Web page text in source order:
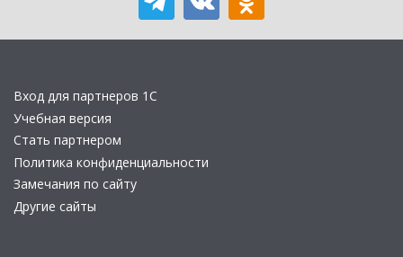
Вход для партнеров 1С
Учебная версия
Стать партнером
Политика конфиденциальности
Замечания по сайту
Другие сайты